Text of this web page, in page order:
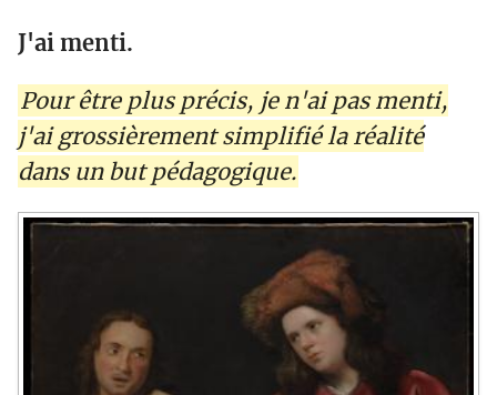
J'ai menti.
Pour être plus précis, je n'ai pas menti,
j'ai grossièrement simplifié la réalité
dans un but pédagogique.